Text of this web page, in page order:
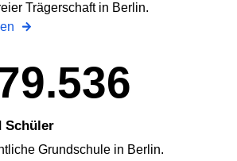
Trägerschaft in Berlin.
Schüler
Grundschule in Berlin.